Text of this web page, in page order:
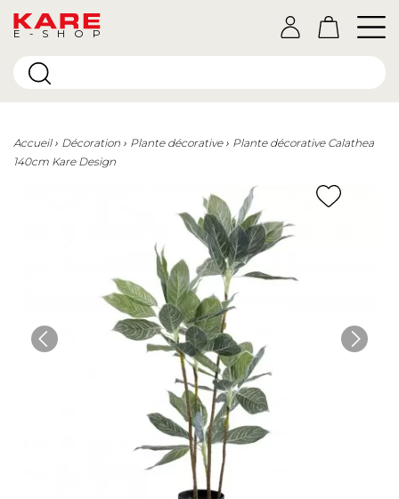
E-SHOP
Accueil Décoration Plante décorative
Plante décorative Calathea
140cm Kare Design